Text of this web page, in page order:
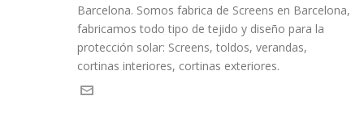
Barcelona. Somos fabrica de Screens en Barcelona,
fabricamos todo tipo de tejido y diseño para la
protección solar: Screens, toldos, verandas,
cortinas interiores, cortinas exteriores.